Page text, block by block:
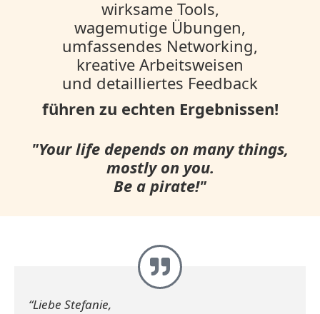
wirksame Tools,
wagemutige Übungen,
umfassendes Networking,
kreative Arbeitsweisen
und detailliertes Feedback
führen zu echten Ergebnissen!​
"Your life depends on many things,
mostly on you.
Be a pirate!"
“Liebe Stefanie,